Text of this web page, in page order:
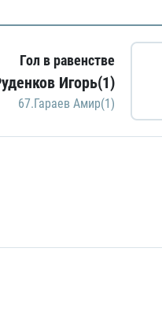
Гол в равенстве
Игорь(1)
67.Гараев Амир(1)